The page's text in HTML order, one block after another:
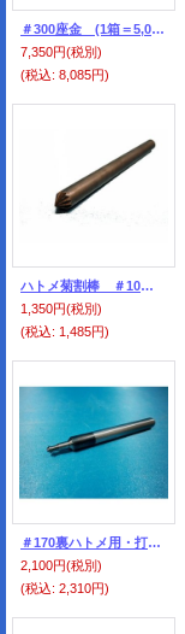
＃300座金 (1箱＝5,000個分）300番ハトメ用
7,350円(税別)
(税込: 8,085円)
ハトメ菊割棒 ＃10 300番用
1,350円(税別)
(税込: 1,485円)
＃170裏ハトメ用・打ち棒
2,100円(税別)
(税込: 2,310円)